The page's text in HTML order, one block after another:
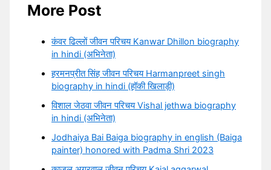
More Post
कंवर ढिल्लों जीवन परिचय Kanwar Dhillon biography
in hindi (अभिनेता)
हरमनप्रीत सिंह जीवन परिचय Harmanpreet singh
biography in hindi (हॉकी खिलाड़ी)
विशाल जेठवा जीवन परिचय Vishal jethwa biography
in hindi (अभिनेता)
Jodhaiya Bai Baiga biography in english (Baiga
painter) honored with Padma Shri 2023